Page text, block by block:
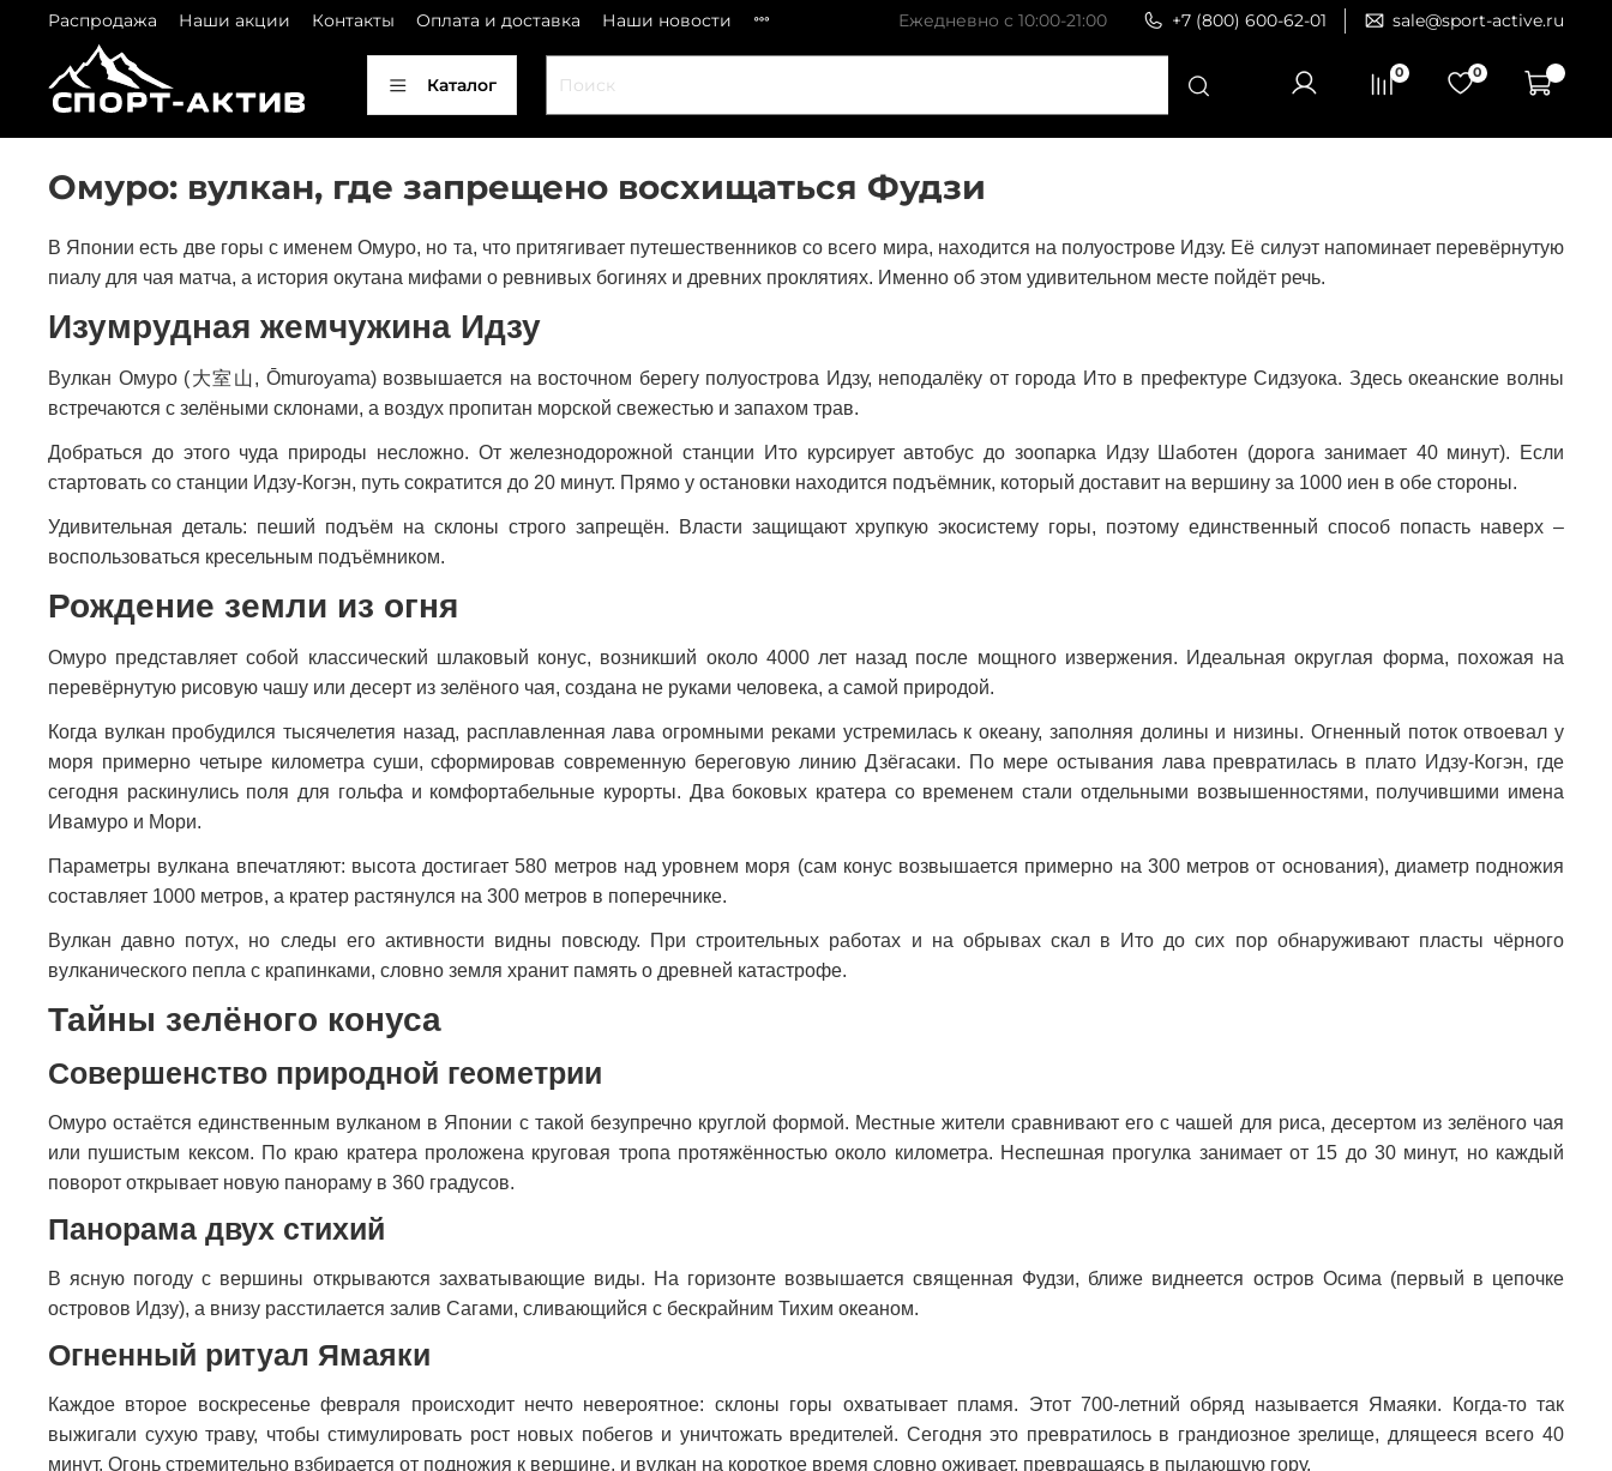
Распродажа Наши акции Контакты Оплата и доставка Наши новости Ежедневно с 10:00-21:00 +7 (800) 600-62-01 sale@sport-active.ru
Каталог
0 0
Омуро: вулкан, где запрещено восхищаться Фудзи
В Японии есть две горы с именем Омуро, но та, что притягивает путешественников со всего мира, находится на полуострове Идзу. Её силуэт напоминает перевёрнутую
пиалу для чая матча, а история окутана мифами о ревнивых богинях и древних проклятиях. Именно об этом удивительном месте пойдёт речь.
Изумрудная жемчужина Идзу
Вулкан Омуро (大室山, Ōmuroyama) возвышается на восточном берегу полуострова Идзу, неподалёку от города Ито в префектуре Сидзуока. Здесь океанские волны
встречаются с зелёными склонами, а воздух пропитан морской свежестью и запахом трав.
Добраться до этого чуда природы несложно. От железнодорожной станции Ито курсирует автобус до зоопарка Идзу Шаботен (дорога занимает 40 минут). Если
стартовать со станции Идзу-Когэн, путь сократится до 20 минут. Прямо у остановки находится подъёмник, который доставит на вершину за 1000 иен в обе стороны.
Удивительная деталь: пеший подъём на склоны строго запрещён. Власти защищают хрупкую экосистему горы, поэтому единственный способ попасть наверх –
воспользоваться кресельным подъёмником.
Рождение земли из огня
Омуро представляет собой классический шлаковый конус, возникший около 4000 лет назад после мощного извержения. Идеальная округлая форма, похожая на
перевёрнутую рисовую чашу или десерт из зелёного чая, создана не руками человека, а самой природой.
Когда вулкан пробудился тысячелетия назад, расплавленная лава огромными реками устремилась к океану, заполняя долины и низины. Огненный поток отвоевал у
моря примерно четыре километра суши, сформировав современную береговую линию Дзёгасаки. По мере остывания лава превратилась в плато Идзу-Когэн, где
сегодня раскинулись поля для гольфа и комфортабельные курорты. Два боковых кратера со временем стали отдельными возвышенностями, получившими имена
Ивамуро и Мори.
Параметры вулкана впечатляют: высота достигает 580 метров над уровнем моря (сам конус возвышается примерно на 300 метров от основания), диаметр подножия
составляет 1000 метров, а кратер растянулся на 300 метров в поперечнике.
Вулкан давно потух, но следы его активности видны повсюду. При строительных работах и на обрывах скал в Ито до сих пор обнаруживают пласты чёрного
вулканического пепла с крапинками, словно земля хранит память о древней катастрофе.
Тайны зелёного конуса
Совершенство природной геометрии
Омуро остаётся единственным вулканом в Японии с такой безупречно круглой формой. Местные жители сравнивают его с чашей для риса, десертом из зелёного чая
или пушистым кексом. По краю кратера проложена круговая тропа протяжённостью около километра. Неспешная прогулка занимает от 15 до 30 минут, но каждый
поворот открывает новую панораму в 360 градусов.
Панорама двух стихий
В ясную погоду с вершины открываются захватывающие виды. На горизонте возвышается священная Фудзи, ближе виднеется остров Осима (первый в цепочке
островов Идзу), а внизу расстилается залив Сагами, сливающийся с бескрайним Тихим океаном.
Огненный ритуал Ямаяки
Каждое второе воскресенье февраля происходит нечто невероятное: склоны горы охватывает пламя. Этот 700-летний обряд называется Ямаяки. Когда-то так
выжигали сухую траву, чтобы стимулировать рост новых побегов и уничтожать вредителей. Сегодня это превратилось в грандиозное зрелище, длящееся всего 40
минут. Огонь стремительно взбирается от подножия к вершине, и вулкан на короткое время словно оживает, превращаясь в пылающую гору.